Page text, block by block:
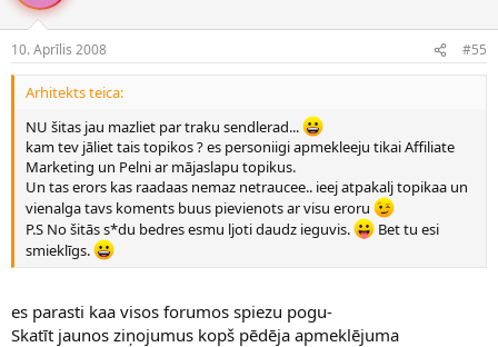
10. Aprīlis 2008 #55
Arhitekts teica:
NU šitas jau mazliet par traku sendlerad...
kam tev jāliet tais topikos ? es personiigi apmekleeju tikai Affiliate
Marketing un Pelni ar mājaslapu topikus.
Un tas erors kas raadaas nemaz netraucee.. ieej atpakalj topikaa un
vienalga tavs koments buus pievienots ar visu eroru
P.S No šitās s*du bedres esmu ljoti daudz ieguvis.
Bet tu esi
smieklīgs.
es parasti kaa visos forumos spiezu pogu-
Skatīt jaunos ziņojumus kopš pēdēja apmeklējuma